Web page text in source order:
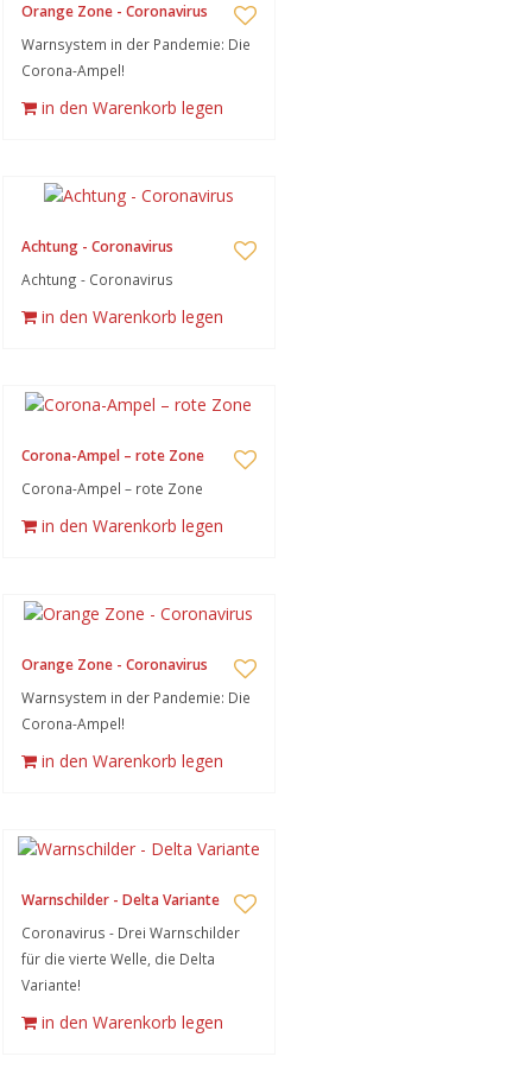
Orange Zone - Coronavirus
Warnsystem in der Pandemie: Die
Corona-Ampel!
in den Warenkorb legen
Achtung - Coronavirus
Achtung - Coronavirus
in den Warenkorb legen
Corona-Ampel – rote Zone
Corona-Ampel – rote Zone
in den Warenkorb legen
Orange Zone - Coronavirus
Warnsystem in der Pandemie: Die
Corona-Ampel!
in den Warenkorb legen
Warnschilder - Delta Variante
Coronavirus - Drei Warnschilder
für die vierte Welle, die Delta
Variante!
in den Warenkorb legen